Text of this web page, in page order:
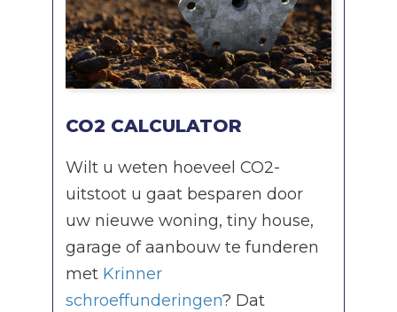
CO2 CALCULATOR
Wilt u weten hoeveel CO2-
uitstoot u gaat besparen door
uw nieuwe woning, tiny house,
garage of aanbouw te funderen
met Krinner
schroeffunderingen? Dat